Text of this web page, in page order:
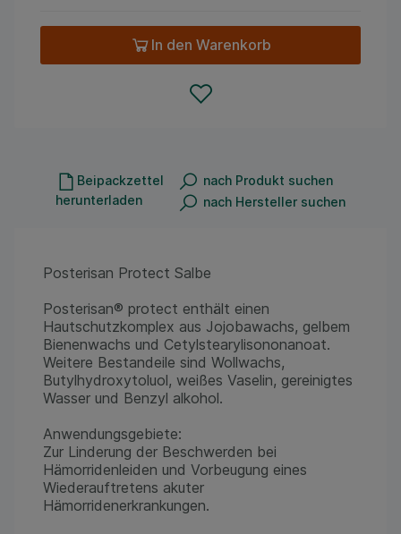
In den Warenkorb
Beipackzettel
herunterladen
nach Produkt suchen
nach Hersteller suchen
Posterisan Protect Salbe
Posterisan® protect enthält einen
Hautschutzkomplex aus Jojobawachs, gelbem
Bienenwachs und Cetylstearylisononanoat.
Weitere Bestandeile sind Wollwachs,
Butylhydroxytoluol, weißes Vaselin, gereinigtes
Wasser und Benzyl alkohol.
Anwendungsgebiete:
Zur Linderung der Beschwerden bei
Hämorridenleiden und Vorbeugung eines
Wiederauftretens akuter
Hämorridenerkrankungen.